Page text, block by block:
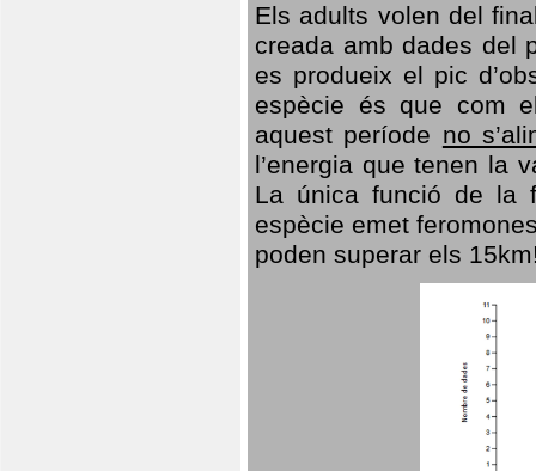
Els adults volen del
creada amb dades del
es produeix el pic
espècie és que com
aquest període no
l’energia que tenen la
La única funció de la
espècie emet
poden superar els